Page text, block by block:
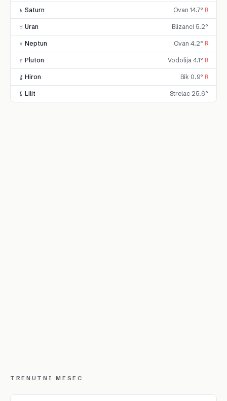
♄ Saturn Ovan 14.7° ℞
♅ Uran Blizanci 5.2°
♆ Neptun Ovan 4.2° ℞
♇ Pluton Vodolija 4.1° ℞
⚷ Hiron Bik 0.9° ℞
⚸ Lilit Strelac 25.6°
TRENUTNI MESEC